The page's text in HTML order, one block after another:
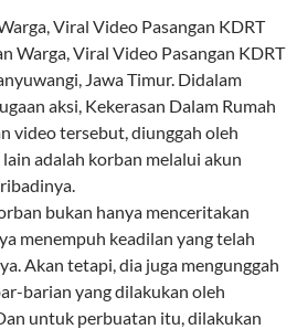
Viral Video Pasangan KDRT
Warga, Viral Video Pasangan KDRT
Jawa Timur. Didalam
aksi, Kekerasan Dalam Rumah
video tersebut, diunggah oleh
adalah korban melalui akun
bukan hanya menceritakan
menempuh keadilan yang telah
Akan tetapi, dia juga mengunggah
barian yang dilakukan oleh
untuk perbuatan itu, dilakukan